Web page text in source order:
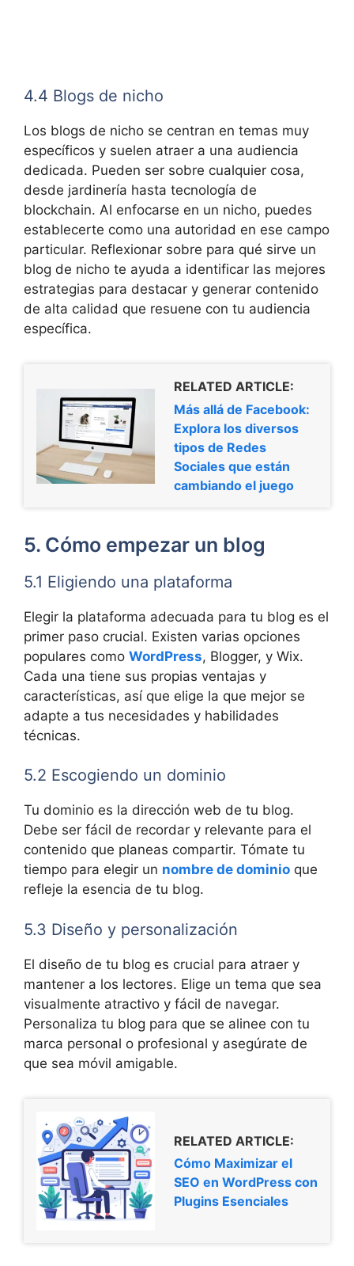
4.4 Blogs de nicho
Los blogs de nicho se centran en temas muy
específicos y suelen atraer a una audiencia
dedicada. Pueden ser sobre cualquier cosa,
desde jardinería hasta tecnología de
blockchain. Al enfocarse en un nicho, puedes
establecerte como una autoridad en ese campo
particular. Reflexionar sobre para qué sirve un
blog de nicho te ayuda a identificar las mejores
estrategias para destacar y generar contenido
de alta calidad que resuene con tu audiencia
específica.
RELATED ARTICLE:
Más allá de Facebook:
Explora los diversos
tipos de Redes
Sociales que están
cambiando el juego
5. Cómo empezar un blog
5.1 Eligiendo una plataforma
Elegir la plataforma adecuada para tu blog es el
primer paso crucial. Existen varias opciones
populares como WordPress, Blogger, y Wix.
Cada una tiene sus propias ventajas y
características, así que elige la que mejor se
adapte a tus necesidades y habilidades
técnicas.
5.2 Escogiendo un dominio
Tu dominio es la dirección web de tu blog.
Debe ser fácil de recordar y relevante para el
contenido que planeas compartir. Tómate tu
tiempo para elegir un nombre de dominio que
refleje la esencia de tu blog.
5.3 Diseño y personalización
El diseño de tu blog es crucial para atraer y
mantener a los lectores. Elige un tema que sea
visualmente atractivo y fácil de navegar.
Personaliza tu blog para que se alinee con tu
marca personal o profesional y asegúrate de
que sea móvil amigable.
RELATED ARTICLE:
Cómo Maximizar el
SEO en WordPress con
Plugins Esenciales